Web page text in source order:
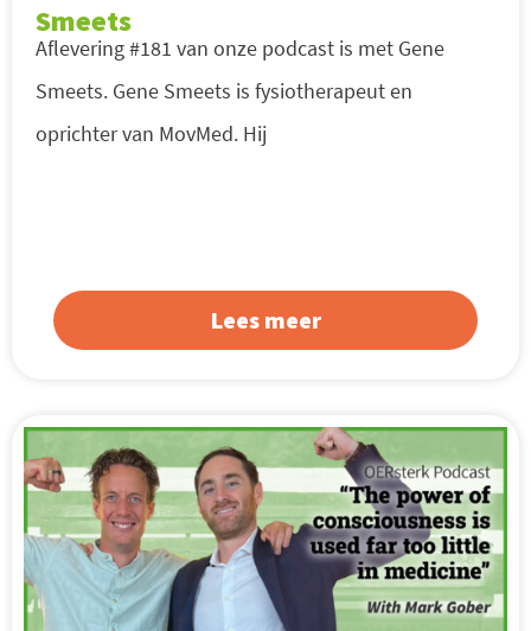
Smeets
Aflevering #181 van onze podcast is met Gene
Smeets. Gene Smeets is fysiotherapeut en
oprichter van MovMed. Hij
Lees meer